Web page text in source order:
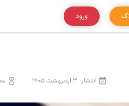
ورود
انتشار 3 اردیبهشت 1405